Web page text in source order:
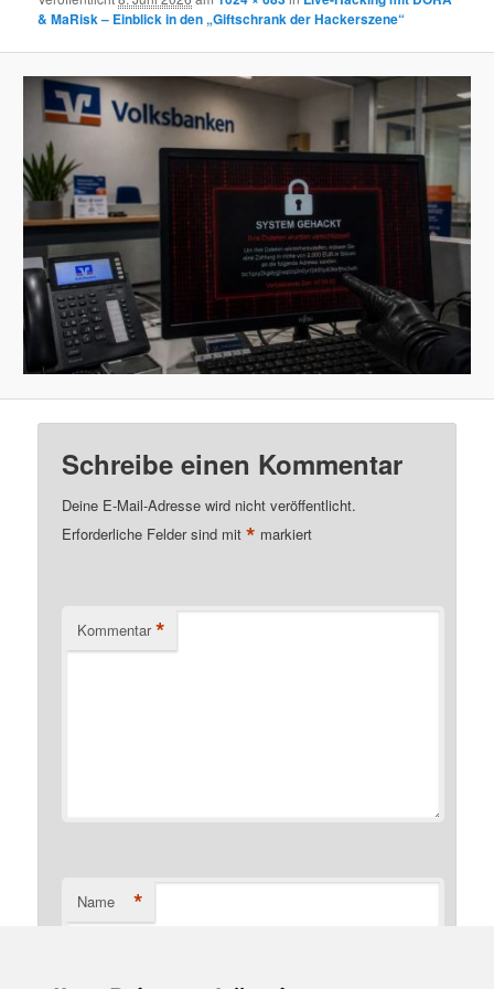
& MaRisk – Einblick in den „Giftschrank der Hackerszene“
Schreibe einen Kommentar
Deine E-Mail-Adresse wird nicht veröffentlicht.
Erforderliche Felder sind mit* markiert
Kommentar *
Name *